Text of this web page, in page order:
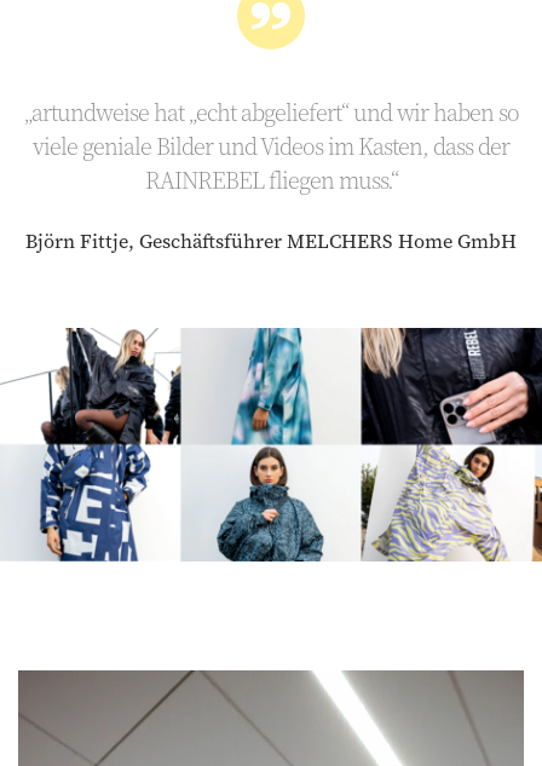
„artundweise hat „echt abgeliefert“ und wir haben so
viele geniale Bilder und Videos im Kasten, dass der
RAINREBEL fliegen muss.“
Björn Fittje, Geschäftsführer MELCHERS Home GmbH